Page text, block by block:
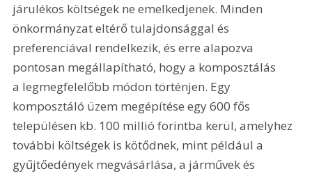
járulékos költségek ne emelkedjenek. Minden
önkormányzat eltérő tulajdonsággal és
preferenciával rendelkezik, és erre alapozva
pontosan megállapítható, hogy a komposztálás
a legmegfelelőbb módon történjen. Egy
komposztáló üzem megépítése egy 600 fős
településen kb. 100 millió forintba kerül, amelyhez
további költségek is kötődnek, mint például a
gyűjtőedények megvásárlása, a járművek és